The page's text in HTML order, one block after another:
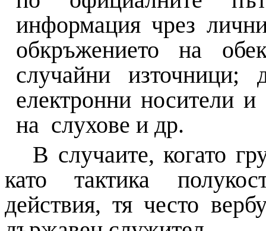
информация чрез
обкръжението на
случайни източници;
електронни носители и
на слухове и др.
В случаите, когато
като тактика
действия, тя често